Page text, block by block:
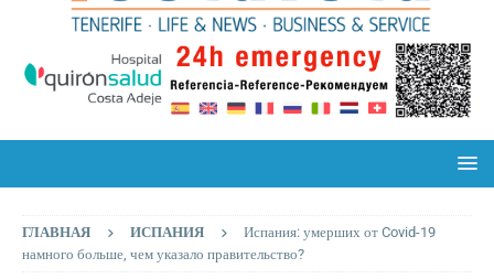
ГЛАВНАЯ ИСПАНИЯ
Испания: умерших от Covid-19
намного больше, чем указало правительство?